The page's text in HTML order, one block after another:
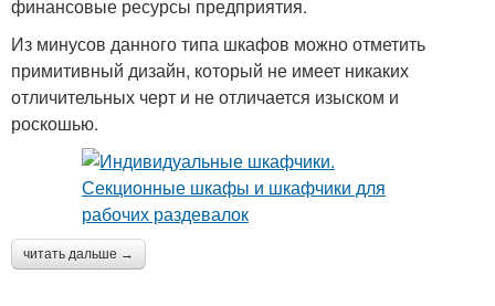
финансовые ресурсы предприятия.
Из минусов данного типа шкафов можно отметить
примитивный дизайн, который не имеет никаких
отличительных черт и не отличается изыском и
роскошью.
читать дальше →